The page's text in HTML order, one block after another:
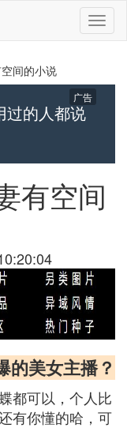
切
换
间的小说
过的人都说
广告
有空间
美女主播？
都可以，个人比
有你懂的哈，可